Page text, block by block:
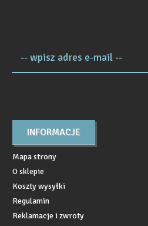
-- wpisz adres e-mail --
INFORMACJE
Mapa strony
O sklepie
Koszty wysyłki
Regulamin
Reklamacje i zwroty